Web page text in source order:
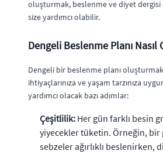
oluşturmak, beslenme ve diyet
size yardımcı olabilir.
Dengeli Beslenme Planı
Dengeli bir beslenme planı
ihtiyaçlarınıza ve yaşam tarzınıza
yardımcı olacak bazı adımlar:
Çeşitlilik: Her gün farklı besin
yiyecekler tüketin. Örneğin, bir
sebzeler ağırlıklı beslenirken,